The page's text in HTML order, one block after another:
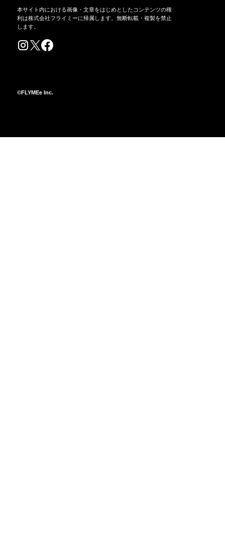
本サイト内における画像・文章をはじめとしたコンテンツの権
利は株式会社フライミーに帰属します。無断転載・複製を禁止
します。
©FLYMEe Inc.